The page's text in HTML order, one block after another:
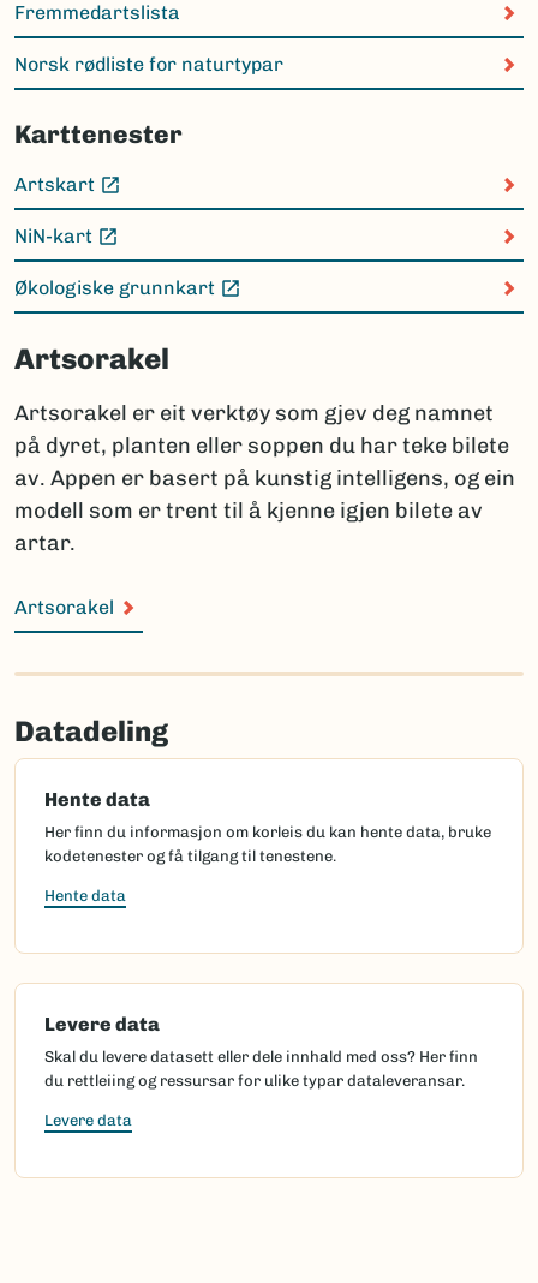
Fremmedartslista
Norsk rødliste for naturtypar
Karttenester
Artskart
(Ekstern lenke)
NiN-kart
(Ekstern lenke)
Økologiske grunnkart
(Ekstern lenke)
Artsorakel
Artsorakel er eit verktøy som gjev deg namnet
på dyret, planten eller soppen du har teke bilete
av. Appen er basert på kunstig intelligens, og ein
modell som er trent til å kjenne igjen bilete av
artar.
Artsorakel
Datadeling
Hente data
Her finn du informasjon om korleis du kan hente data, bruke
kodetenester og få tilgang til tenestene.
Hente data
Levere data
Skal du levere datasett eller dele innhald med oss? Her finn
du rettleiing og ressursar for ulike typar dataleveransar.
Levere data